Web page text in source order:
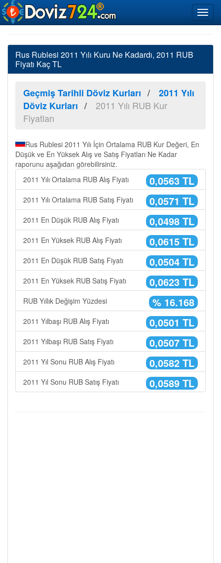
Rus Rublesi 2011 Yılı Kuru Ne Kadardı, 2011 RUB
Fiyatı Kaç TL
Geçmiş Tarihli Döviz Kurları
2011 Yılı
Döviz Kurları
2011 Yılı RUB Kur
Fiyatları
Rus Rublesi 2011 Yılı İçin Ortalama RUB Kur Değeri, En
Düşük ve En Yüksek Alış ve Satış Fiyatları Ne Kadar
raporunu aşağıdan görebilirsiniz.
0,0563 TL
2011 Yılı Ortalama RUB Alış Fiyatı
0,0571 TL
2011 Yılı Ortalama RUB Satış Fiyatı
0,0498 TL
2011 En Düşük RUB Alış Fiyatı
0,0615 TL
2011 En Yüksek RUB Alış Fiyatı
0,0504 TL
2011 En Düşük RUB Satış Fiyatı
0,0623 TL
2011 En Yüksek RUB Satış Fiyatı
% 16.168
RUB Yıllık Değişim Yüzdesi
0,0501 TL
2011 Yılbaşı RUB Alış Fiyatı
0,0507 TL
2011 Yılbaşı RUB Satış Fiyatı
0,0582 TL
2011 Yıl Sonu RUB Alış Fiyatı
0,0589 TL
2011 Yıl Sonu RUB Satış Fiyatı